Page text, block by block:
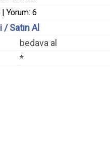
Yorum: 6
Satın Al
bedava al
*